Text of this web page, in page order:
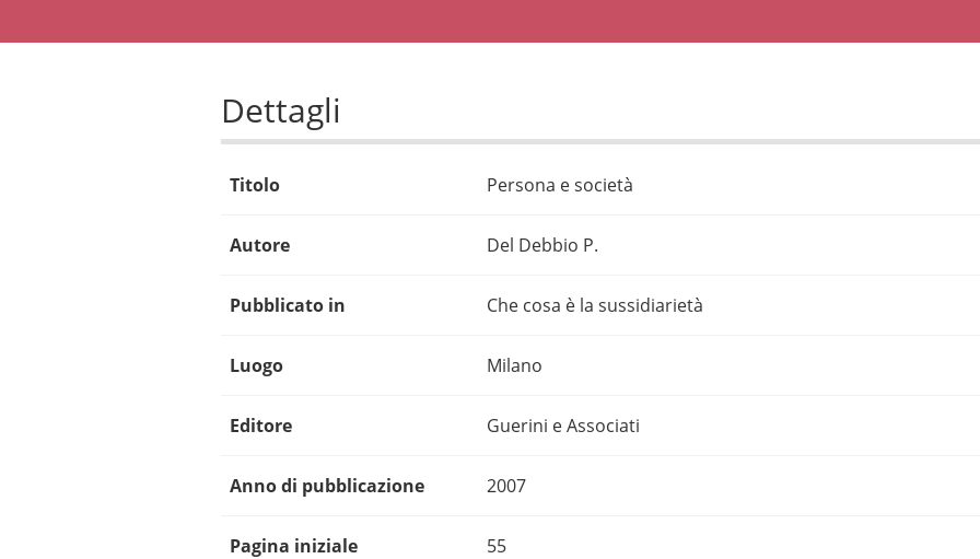
Dettagli
Titolo Persona e società
Autore Del Debbio P.
Pubblicato in Che cosa è la sussidiarietà
Luogo Milano
Editore Guerini e Associati
Anno di pubblicazione 2007
Pagina iniziale 55